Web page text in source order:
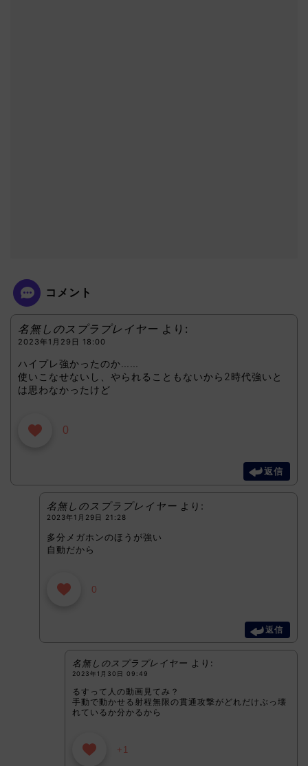
コメント
名無しのスプラプレイヤー より:
2023年1月29日 18:00
ハイプレ強かったのか……
使いこなせないし、やられることもないから2時代強いと
は思わなかったけど
0
返信
名無しのスプラプレイヤー より:
2023年1月29日 21:28
多分メガホンのほうが強い
自動だから
0
返信
名無しのスプラプレイヤー より:
2023年1月30日 09:49
るすって人の動画見てみ？
手動で動かせる射程無限の貫通攻撃がどれだけぶっ壊
れているか分かるから
+1